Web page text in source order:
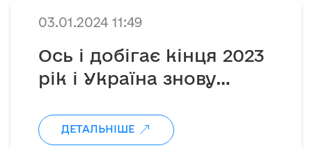
03.01.2024 11:49
Ось і добігає кінця 2023
рік і Україна знову
війні🐉
ДЕТАЛЬНІШЕ